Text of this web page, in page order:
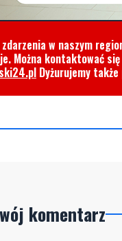
w naszym
Można kontaktować
Dyżurujemy
komentarz